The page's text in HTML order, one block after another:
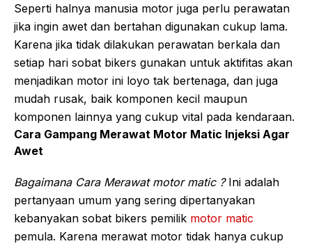
Seperti halnya manusia motor juga perlu perawatan
jika ingin awet dan bertahan digunakan cukup lama.
Karena jika tidak dilakukan perawatan berkala dan
setiap hari sobat bikers gunakan untuk aktifitas akan
menjadikan motor ini loyo tak bertenaga, dan juga
mudah rusak, baik komponen kecil maupun
komponen lainnya yang cukup vital pada kendaraan.
Cara Gampang Merawat Motor Matic Injeksi Agar
Awet
Bagaimana Cara Merawat motor matic ? Ini adalah
pertanyaan umum yang sering dipertanyakan
kebanyakan sobat bikers pemilik motor matic
pemula. Karena merawat motor tidak hanya cukup